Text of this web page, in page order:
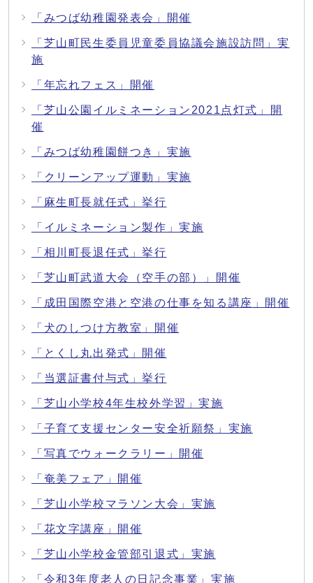
「みつば幼稚園発表会」開催
「芝山町民生委員児童委員協議会施設訪問」実
施
「年忘れフェス」開催
「芝山公園イルミネーション2021点灯式」開
催
「みつば幼稚園餅つき」実施
「クリーンアップ運動」実施
「麻生町長就任式」挙行
「イルミネーション製作」実施
「相川町長退任式」挙行
「芝山町武道大会（空手の部）」開催
「成田国際空港と空港の仕事を知る講座」開催
「犬のしつけ方教室」開催
「とくし丸出発式」開催
「当選証書付与式」挙行
「芝山小学校4年生校外学習」実施
「子育て支援センター安全祈願祭」実施
「写真でウォークラリー」開催
「奄美フェア」開催
「芝山小学校マラソン大会」実施
「花文字講座」開催
「芝山小学校金管部引退式」実施
「令和3年度老人の日記念事業」実施